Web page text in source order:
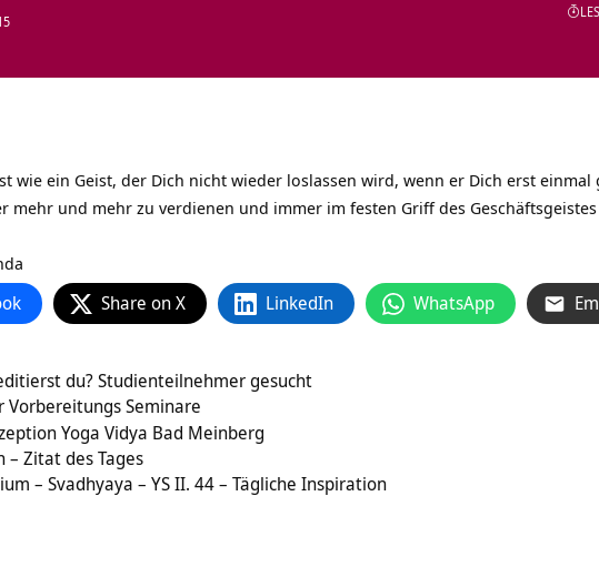
wie ein Geist, der Dich nicht wieder loslassen wird, wenn er Dich erst
mehr und mehr zu verdienen und immer im festen Griff des
Share on X LinkedIn WhatsApp
du? Studienteilnehmer gesucht
Vorbereitungs Seminare
Yoga Vidya Bad Meinberg
Zitat des Tages
– Svadhyaya – YS II. 44 – Tägliche Inspiration